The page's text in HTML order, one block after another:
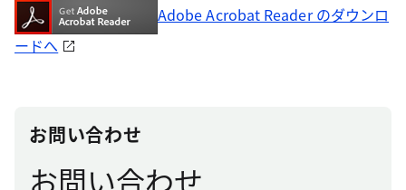
Adobe Acrobat Reader のダウンロ
ードへ
お問い合わせ
お問い合わせ